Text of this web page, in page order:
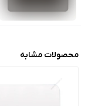
محصولات مشابه